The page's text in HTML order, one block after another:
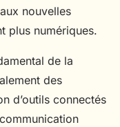
nouvelles
plus numériques.
de la
des
d’outils connectés